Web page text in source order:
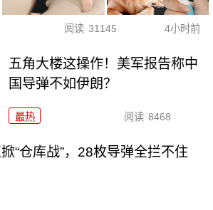
阅读 31145 4小时前
五角大楼这操作！美军报告称中
国导弹不如伊朗？
最热 阅读 8468
“仓库战”，28枚导弹全拦不住